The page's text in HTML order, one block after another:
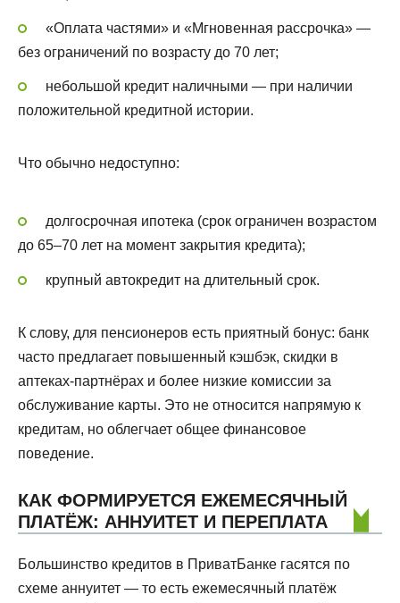
«Оплата частями» и «Мгновенная рассрочка» —
без ограничений по возрасту до 70 лет;
небольшой кредит наличными — при наличии
положительной кредитной истории.
Что обычно недоступно:
долгосрочная ипотека (срок ограничен возрастом
до 65–70 лет на момент закрытия кредита);
крупный автокредит на длительный срок.
К слову, для пенсионеров есть приятный бонус: банк
часто предлагает повышенный кэшбэк, скидки в
аптеках-партнёрах и более низкие комиссии за
обслуживание карты. Это не относится напрямую к
кредитам, но облегчает общее финансовое
поведение.
КАК ФОРМИРУЕТСЯ ЕЖЕМЕСЯЧНЫЙ
ПЛАТЁЖ: АННУИТЕТ И ПЕРЕПЛАТА
Большинство кредитов в ПриватБанке гасятся по
схеме аннуитет — то есть ежемесячный платёж